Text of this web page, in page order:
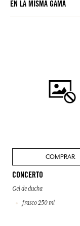
del producto comprado.
EN LA MISMA GAMA
COMPRAR
CONCERTO
Gel de ducha
frasco 250 ml